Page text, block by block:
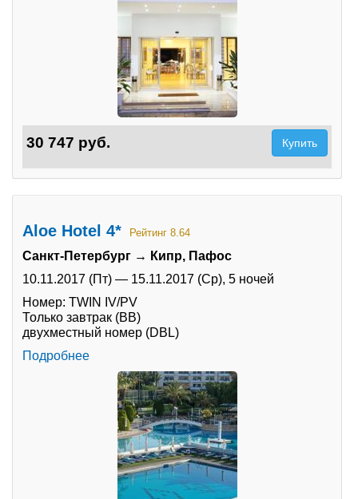
30 747 руб. Купить
Aloe Hotel 4* Рейтинг 8.64
Санкт-Петербург → Кипр, Пафос
10.11.2017 (Пт) — 15.11.2017 (Ср), 5 ночей
Номер: TWIN IV/PV
Только завтрак (BB)
двухместный номер (DBL)
Подробнее